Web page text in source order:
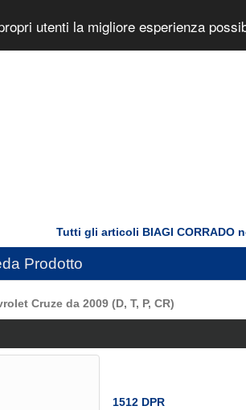
utenti la migliore esperienza
Tutti gli articoli BIAGI
Prodotto
Cruze da 2009 (D, T, P, CR)
1512 DPR